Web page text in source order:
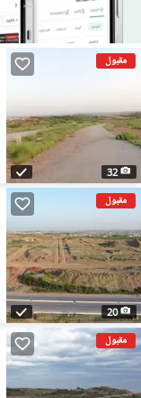
مقبول
32
مقبول
20
مقبول